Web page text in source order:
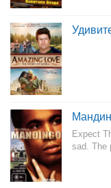
Expect
sad. The